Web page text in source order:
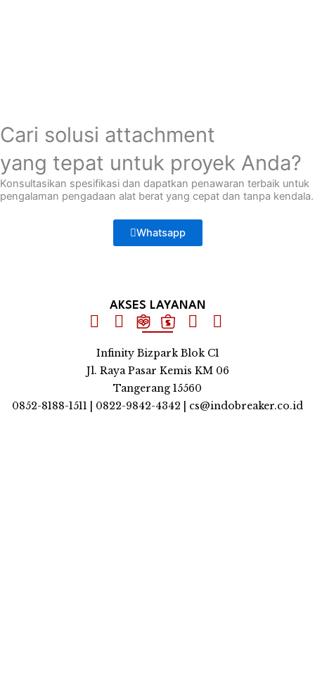
Cari solusi attachment
yang tepat untuk proyek Anda?
Konsultasikan spesifikasi dan dapatkan penawaran terbaik untuk
pengalaman pengadaan alat berat yang cepat dan tanpa kendala.
Whatsapp
AKSES LAYANAN
Infinity Bizpark Blok C1
Jl. Raya Pasar Kemis KM 06
Tangerang 15560
0852-8188-1511 | 0822-9842-4342 | cs@indobreaker.co.id